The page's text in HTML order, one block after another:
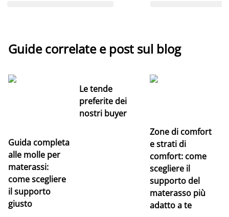
Guide correlate e post sul blog
Guida completa
alle molle per
materassi:
come scegliere
il supporto
giusto
Le tende
preferite dei
nostri buyer
Zone di comfort
e strati di
comfort: come
scegliere il
supporto del
materasso più
adatto a te